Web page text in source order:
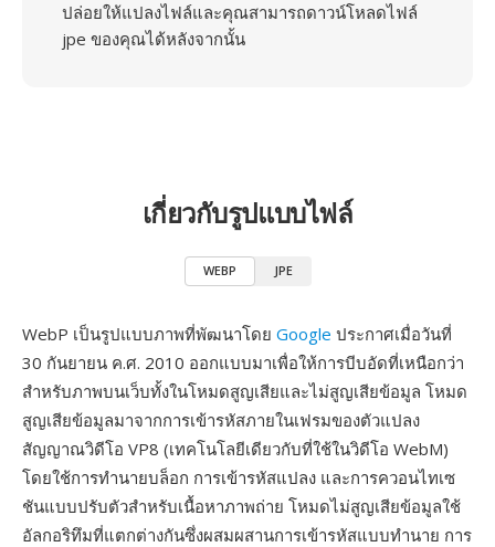
ปล่อยให้แปลงไฟล์และคุณสามารถดาวน์โหลดไฟล์
jpe ของคุณได้หลังจากนั้น
เกี่ยวกับรูปแบบไฟล์
WEBP JPE
WebP เป็นรูปแบบภาพที่พัฒนาโดย Google ประกาศเมื่อวันที่
30 กันยายน ค.ศ. 2010 ออกแบบมาเพื่อให้การบีบอัดที่เหนือกว่า
สำหรับภาพบนเว็บทั้งในโหมดสูญเสียและไม่สูญเสียข้อมูล โหมด
สูญเสียข้อมูลมาจากการเข้ารหัสภายในเฟรมของตัวแปลง
สัญญาณวิดีโอ VP8 (เทคโนโลยีเดียวกับที่ใช้ในวิดีโอ WebM)
โดยใช้การทำนายบล็อก การเข้ารหัสแปลง และการควอนไทเซ
ชันแบบปรับตัวสำหรับเนื้อหาภาพถ่าย โหมดไม่สูญเสียข้อมูลใช้
อัลกอริทึมที่แตกต่างกันซึ่งผสมผสานการเข้ารหัสแบบทำนาย การ